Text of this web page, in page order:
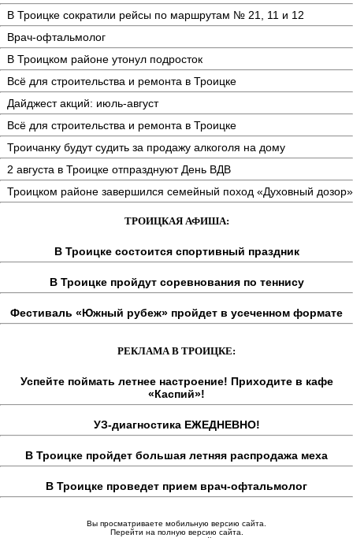
В Троицке сократили рейсы по маршрутам № 21, 11 и 12
Врач-офтальмолог
В Троицком районе утонул подросток
Всё для строительства и ремонта в Троицке
Дайджест акций: июль-август
Всё для строительства и ремонта в Троицке
Троичанку будут судить за продажу алкоголя на дому
2 августа в Троицке отпразднуют День ВДВ
Троицком районе завершился семейный поход «Духовный дозор»
ТРОИЦКАЯ АФИША:
В Троицке состоится спортивный праздник
В Троицке пройдут соревнования по теннису
Фестиваль «Южный рубеж» пройдет в усеченном формате
РЕКЛАМА В ТРОИЦКЕ:
Успейте поймать летнее настроение! Приходите в кафе
«Каспий»!
УЗ-диагностика ЕЖЕДНЕВНО!
В Троицке пройдет большая летняя распродажа меха
В Троицке проведет прием врач-офтальмолог
Вы просматриваете мобильную версию сайта.
Перейти на полную версию сайта.